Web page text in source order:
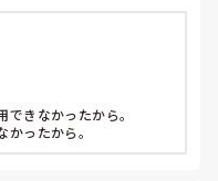
きなかったから。
ったから。